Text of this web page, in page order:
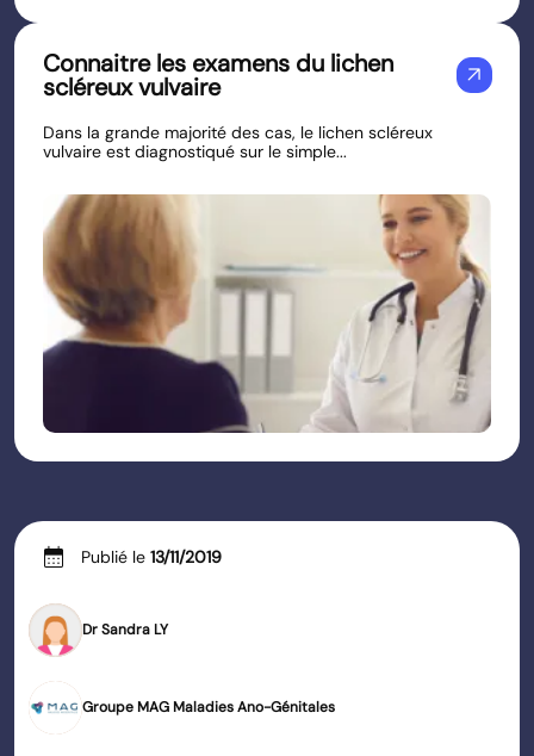
Connaitre les examens du lichen
scléreux vulvaire arrow_outward
Dans la grande majorité des cas, le lichen scléreux
vulvaire est diagnostiqué sur le simple...
calendar_month Publié le 13/11/2019
Dr Sandra LY
Groupe MAG Maladies Ano-Génitales